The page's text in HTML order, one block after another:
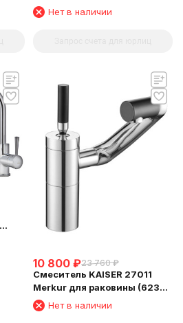
Барьер"
Нет в наличии
10 800 ₽23 760 ₽
Смеситель KAISER 27011
Merkur для раковины (6239
Картридж )
Нет в наличии